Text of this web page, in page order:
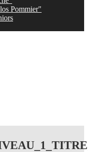
Pommier"